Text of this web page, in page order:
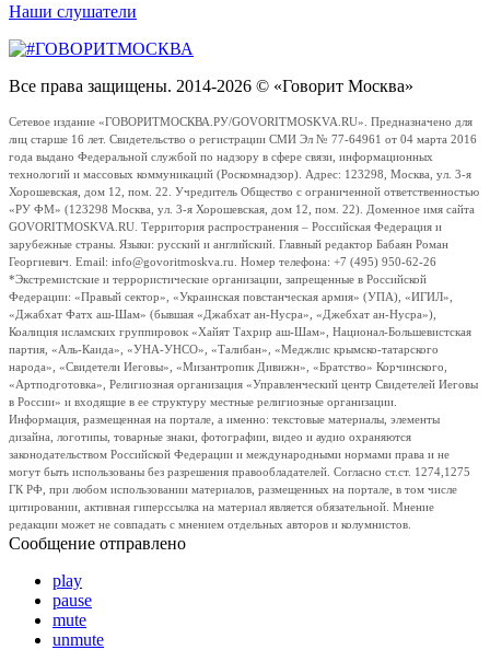
Наши слушатели
Все права защищены. 2014-2026 © «Говорит Москва»
Сетевое издание «ГОВОРИТМОСКВА.РУ/GOVORITMOSKVA.RU». Предназначено для
лиц старше 16 лет. Свидетельство о регистрации СМИ Эл № 77-64961 от 04 марта 2016
года выдано Федеральной службой по надзору в сфере связи, информационных
технологий и массовых коммуникаций (Роскомнадзор). Адрес: 123298, Москва, ул. 3-я
Хорошевская, дом 12, пом. 22. Учредитель Общество с ограниченной ответственностью
«РУ ФМ» (123298 Москва, ул. 3-я Хорошевская, дом 12, пом. 22). Доменное имя сайта
GOVORITMOSKVA.RU. Территория распространения – Российская Федерация и
зарубежные страны. Языки: русский и английский. Главный редактор Бабаян Роман
Георгиевич. Email: info@govoritmoskva.ru. Номер телефона: +7 (495) 950-62-26
*Экстремистские и террористические организации, запрещенные в Российской
Федерации: «Правый сектор», «Украинская повстанческая армия» (УПА), «ИГИЛ»,
«Джабхат Фатх аш-Шам» (бывшая «Джабхат ан-Нусра», «Джебхат ан-Нусра»),
Коалиция исламских группировок «Хайят Тахрир аш-Шам», Национал-Большевистская
партия, «Аль-Каида», «УНА-УНСО», «Талибан», «Меджлис крымско-татарского
народа», «Свидетели Иеговы», «Мизантропик Дивижн», «Братство» Корчинского,
«Артподготовка», Религиозная организация «Управленческий центр Свидетелей Иеговы
в России» и входящие в ее структуру местные религиозные организации.
Информация, размещенная на портале, а именно: текстовые материалы, элементы
дизайна, логотипы, товарные знаки, фотографии, видео и аудио охраняются
законодательством Российской Федерации и международными нормами права и не
могут быть использованы без разрешения правообладателей. Согласно ст.ст. 1274,1275
ГК РФ, при любом использовании материалов, размещенных на портале, в том числе
цитировании, активная гиперссылка на материал является обязательной. Мнение
редакции может не совпадать с мнением отдельных авторов и колумнистов.
Сообщение отправлено
play
pause
mute
unmute